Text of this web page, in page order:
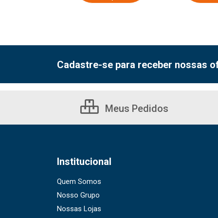
Cadastre-se para receber nossas
Meus Pedidos
Institucional
Quem Somos
Nosso Grupo
Nossas Lojas